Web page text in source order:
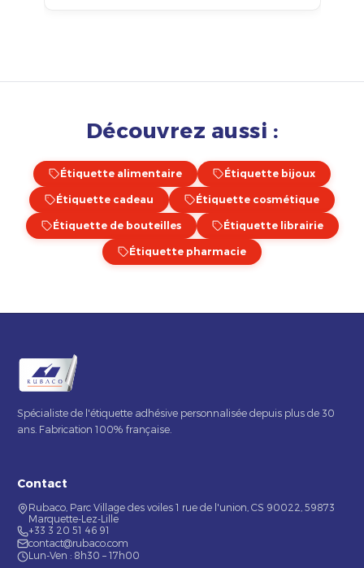
Découvrez aussi :
Étiquette alimentaire Étiquette bijoux
Étiquette cadeau Étiquette cosmétique
Étiquette de bouteilles Étiquette librairie
Étiquette pharmacie
Spécialiste de l'étiquette adhésive personnalisée depuis plus de 30
ans. Fabrication 100% française.
Contact
Rubaco, Parc Village des voiles 1 rue de l'union, CS 90022, 59873
Marquette-Lez-Lille
+33 3 20 51 46 91
contact@rubaco.com
Lun-Ven : 8h30 – 17h00